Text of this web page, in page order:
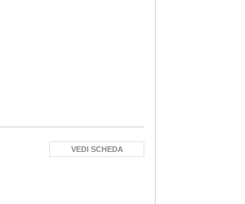
VEDI SCHEDA